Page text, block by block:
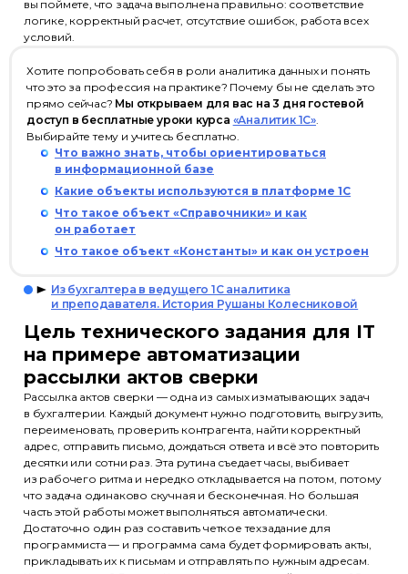
вы поймете, что задача выполнена правильно: соответствие
логике, корректный расчет, отсутствие ошибок, работа всех
условий.
Хотите попробовать себя в роли аналитика данных и понять
что это за профессия на практике? Почему бы не сделать это
прямо сейчас? Мы открываем для вас на 3 дня гостевой
доступ в бесплатные уроки курса «Аналитик 1С»
Выбирайте тему и учитесь бесплатно.
Что важно знать, чтобы ориентироваться
в информационной базе
Какие объекты используются в платформе 1С
Что такое объект «Справочники» и как
он работает
Что такое объект «Константы» и как он устроен
Из бухгалтера в ведущего 1С аналитика
и преподавателя. История Рушаны Колесниковой
Цель технического задания для IT
на примере автоматизации
рассылки актов сверки
Рассылка актов сверки — одна из самых изматывающих задач
в бухгалтерии. Каждый документ нужно подготовить, выгрузить,
переименовать, проверить контрагента, найти корректный
адрес, отправить письмо, дождаться ответа и всё это повторить
десятки или сотни раз. Эта рутина съедает часы, выбивает
из рабочего ритма и нередко откладывается на потом, потому
что задача одинаково скучная и бесконечная. Но большая
часть этой работы может выполняться автоматически.
Достаточно один раз составить четкое техзадание для
программиста — и программа сама будет формировать акты,
прикладывать их к письмам и отправлять по нужным адресам.